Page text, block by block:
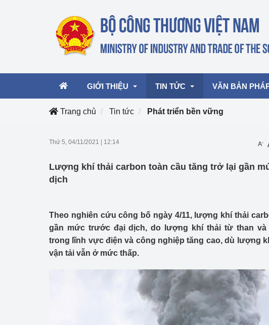
GIỚI THIỆU TIN TỨC
Hoạt động
mại, Dịch vụ Việt Nam 2026
Hoạt động của Bộ trưởng
Công Thương - Công luận
Họp báo
Điểm báo
Lịch sử phát triển
Bản tin Thị trường Nông Lâm
Phát triển nguồn nhân lực
VĂN BẢN
Trang chủ Tin tức Phát triển bền vững
Thứ 5, 04/11/2021 12:14 A-
Lượng khí thải carbon toàn cầu tăng trở lại gần
dịch
Theo nghiên cứu công bố ngày 4/11, lượng khí thải
gần mức trước đại dịch, do lượng khí thải từ than
trong lĩnh vực điện và công nghiệp tăng cao, dù lượng
vận tải vẫn ở mức thấp.